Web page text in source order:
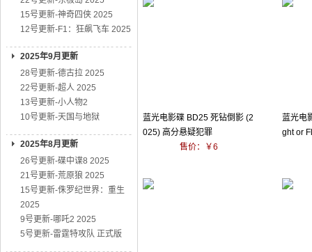
15号更新-神奇四侠 2025
12号更新-F1：狂飙飞车 2025
2025年9月更新
28号更新-德古拉 2025
22号更新-超人 2025
13号更新-小人物2
10号更新-天国与地狱
2025年8月更新
26号更新-碟中谍8 2025
21号更新-荒原狼 2025
15号更新-侏罗纪世界：重生
2025
9号更新-哪吒2 2025
5号更新-雷霆特攻队 正式版
蓝光电影碟 BD25 死钻倒影 (2
025) 高分悬疑犯罪
售价：￥6
蓝光电
ght or